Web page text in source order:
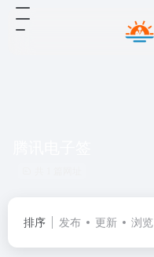
排序 发布 更新 浏览